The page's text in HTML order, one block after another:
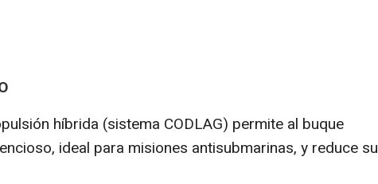
híbrida (sistema CODLAG) permite al buque
ideal para misiones antisubmarinas, y reduce su